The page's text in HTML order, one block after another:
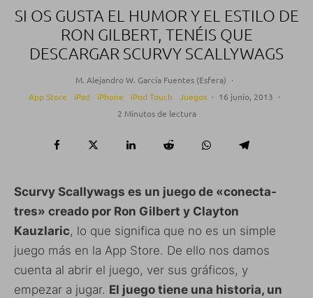
SI OS GUSTA EL HUMOR Y EL ESTILO DE
RON GILBERT, TENÉIS QUE
DESCARGAR SCURVY SCALLYWAGS
M. Alejandro W. García Fuentes (Esfera) ·
App Store
iPad iPhone iPod Touch Juegos · 16 junio, 2013 ·
2 Minutos de lectura
Scurvy Scallywags es un juego de «conecta-
tres» creado por Ron Gilbert y Clayton
Kauzlaric, lo que significa que no es un simple
juego más en la App Store. De ello nos damos
cuenta al abrir el juego, ver sus gráficos, y
empezar a jugar. El juego tiene una historia, un